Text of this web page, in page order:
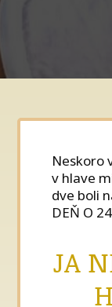
Neskoro
v hlave
dve boli
DEŇ O
JA